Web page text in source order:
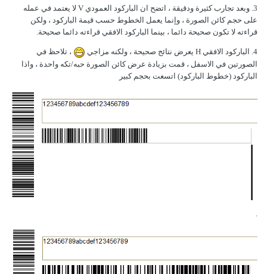
3. وبعد تجارب كثيرة ودقيقة ، اتضح ان الباركود العمودي V لا يعتمد في عمله
على حجم كائن الصورة ، وإنما يعمل الخطوط حسب قيمة الباركود ، ولكن
قراءته لا تكون صحيحة دائما ، بينما الباركود الافقي قراءته دائما صحيحة.
4. الباركود الافقي H يعرض نتائج صحيحة ، ولكنه مزاجي
، تلاحظ في
الصورتين في الاسفل ، قمت بزيادة عرض كائن الصورة حبه/تكه واحدة ، واذا
الباركود (خطوط الباركود) اتسعت بحجم كبير